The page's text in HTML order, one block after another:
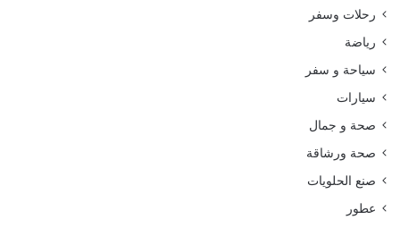
رحلات وسفر
رياضة
سياحة و سفر
سيارات
صحة و جمال
صحة ورشاقة
صنع الحلويات
عطور